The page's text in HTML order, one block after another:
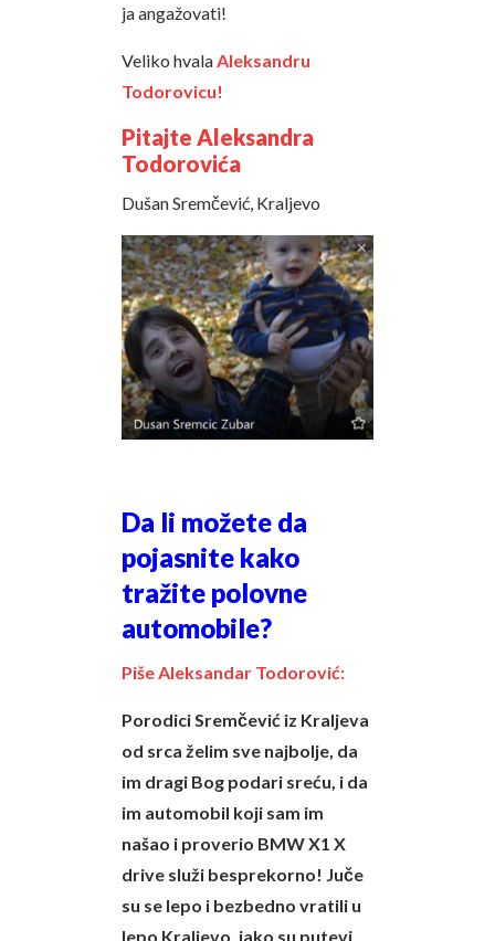
ja angažovati!
Veliko hvala Aleksandru
Todorovicu!
Pitajte Aleksandra
Todorovića
Dušan Sremčević, Kraljevo
Da li možete da
pojasnite kako
tražite polovne
automobile?
Piše Aleksandar Todorović:
Porodici Sremčević iz Kraljeva
od srca želim sve najbolje, da
im dragi Bog podari sreću, i da
im automobil koji sam im
našao i proverio BMW X1 X
drive služi besprekorno! Juče
su se lepo i bezbedno vratili u
lepo Kraljevo, iako su putevi